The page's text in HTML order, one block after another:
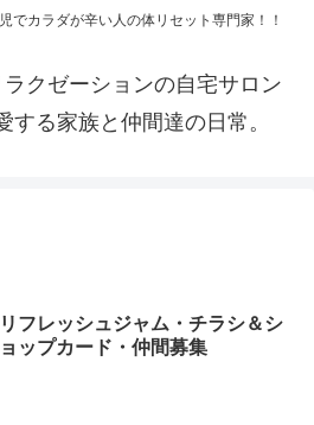
でカラダが辛い人の体リセット専門家！！
クゼーションの自宅サロン
する家族と仲間達の日常。
リフレッシュジャム・チラシ＆シ
ョップカード・仲間募集